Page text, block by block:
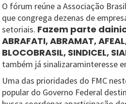
O fórum reúne a Associação
que congrega dezenas de
setoriais. Fazem parte
ABRAFATI, ABRAMAT,
BLOCOBRASIL, SINDICEL,
também já sinalizaraminteresse
Uma das prioridades do FMC
popular do Governo Federal